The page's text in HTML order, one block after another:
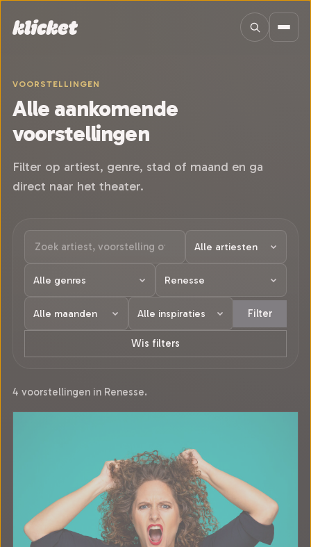
VOORSTELLINGEN
Alle aankomende
voorstellingen
Filter op artiest, genre, stad of maand en ga
direct naar het theater.
Filter
Wis filters
4 voorstellingen in Renesse.